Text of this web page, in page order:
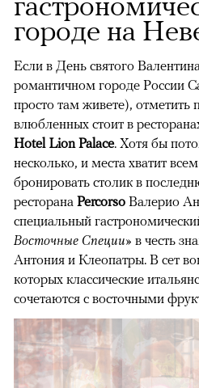
городе на
Если в День святого
романтичном городе России
просто там живете), отметить
влюбленных стоит в
Hotel Lion Palace. Хотя бы
несколько, и места хватит
бронировать столик в
ресторана Percorso Валерио
специальный
Восточные Специи» в честь
Антония и Клеопатры. В сет
которых классические
сочетаются с восточными